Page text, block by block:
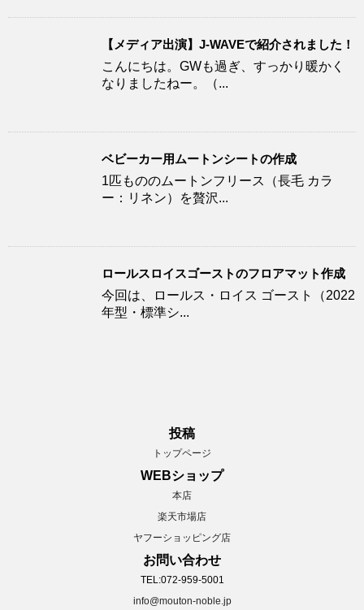
【メディア出演】J-WAVEで紹介されました！
こんにちは。GWも過ぎ、すっかり暖かく
なりましたねー。（...
ベビーカー用ムートンシートの作成
1匹もののムートンフリース（長毛 カラ
ー：リネン）を贅沢...
ロールスロイスゴーストのフロアマット作成
今回は、ロールス・ロイス ゴースト（2022
年型・標準シ...
投稿
トップページ
WEBショップ
本店
楽天市場店
ヤフーショッピング店
お問い合わせ
TEL:072-959-5001
info@mouton-noble.jp